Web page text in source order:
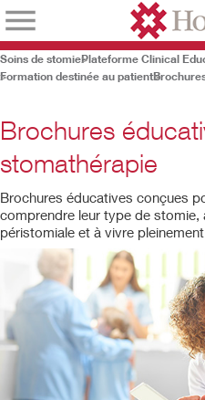
Soins de stomiePlateforme Clinical
Formation destinée au patient
Brochures
stomathérapie
Brochures éducatives conçues
comprendre leur type de stomie,
péristomiale et à vivre